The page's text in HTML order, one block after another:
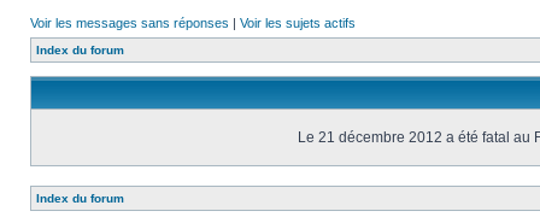
Voir les messages sans réponses | Voir les sujets actifs
Index du forum
Le 21 décembre 2012 a été fatal au
Index du forum